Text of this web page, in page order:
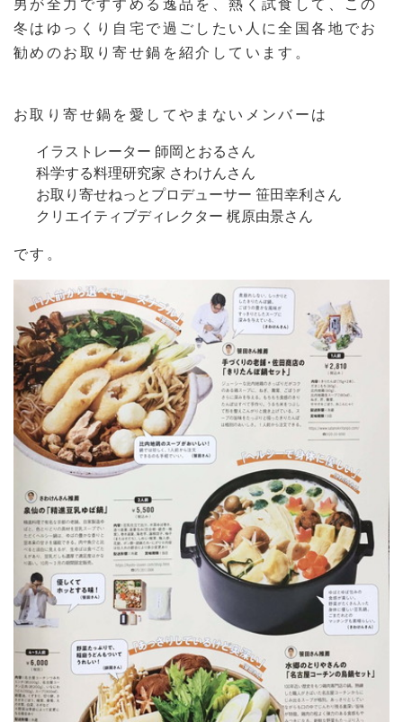
男が全力ですすめる逸品を、熱く試食して、この
冬はゆっくり自宅で過ごしたい人に全国各地でお
勧めのお取り寄せ鍋を紹介しています。
お取り寄せ鍋を愛してやまないメンバーは
イラストレーター 師岡とおるさん
科学する料理研究家 さわけんさん
お取り寄せねっとプロデューサー 笹田幸利さん
クリエイティブディレクター 梶原由景さん
です。